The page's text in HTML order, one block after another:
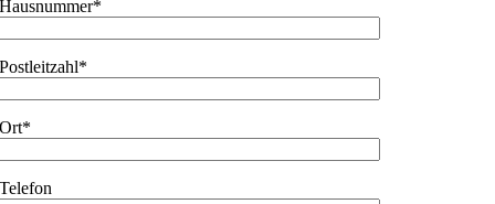
Hausnummer*
Postleitzahl*
Ort*
Telefon